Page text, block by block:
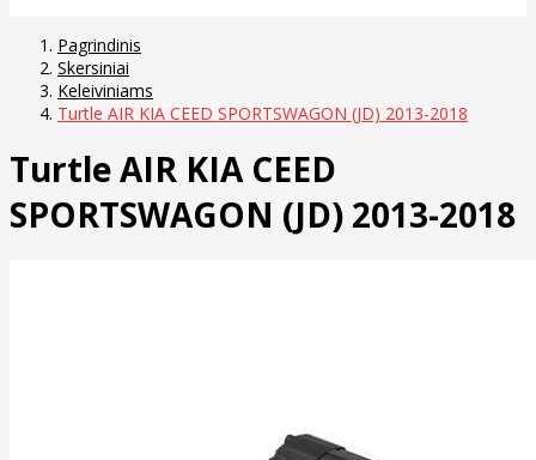
Pagrindinis
Skersiniai
Keleiviniams
Turtle AIR KIA CEED SPORTSWAGON (JD) 2013-2018
Turtle AIR KIA CEED
SPORTSWAGON (JD) 2013-2018